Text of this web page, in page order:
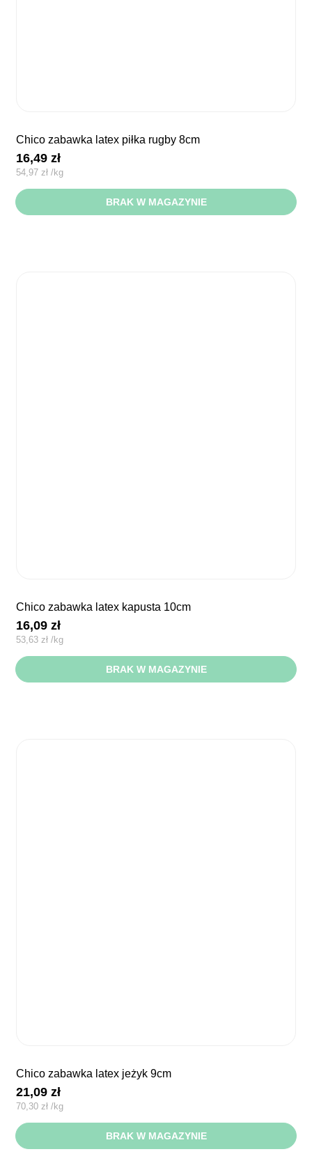
chico zabawka latex piłka rugby 8cm
16,49zł
54,97zł /kg
BRAK W MAGAZYNIE
chico zabawka latex kapusta 10cm
16,09zł
53,63 zł /kg
BRAK W MAGAZYNIE
chico zabawka latex jeżyk 9cm
21,09zł
70,30 zł /kg
BRAK W MAGAZYNIE